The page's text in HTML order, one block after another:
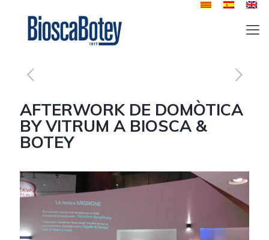
AFTERWORK DE DOMÒTICA
BY VITRUM A BIOSCA &
BOTEY